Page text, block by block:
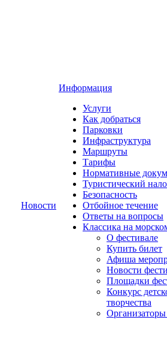
Новости
Информация
Услуги
Как добраться
Парковки
Инфраструктура
Маршруты
Тарифы
Нормативные
Туристический
Безопасность
Отбойное течение
Ответы на вопросы
Классика на
О фестивале
Купить билет
Афиша
Новости
Площадки
Конкурс
творчества
Организаторы